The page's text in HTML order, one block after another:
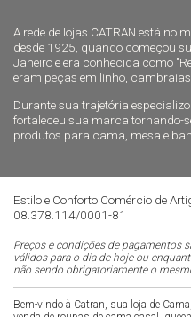
A rede de lojas CATRAN está no
desde 1925, quando começou
Janeiro e era conhecida como
eram peças em linho,
Durante sua trajetória
fortaleceu sua marca tornando-
produtos para cama, mesa e
Estilo e Conforto Comércio de
08.378.114/0001-81
Preços e condições de pagamentos
válidos para o dia de hoje ou
não sendo obrigatoriamente o
Bem-vindo à Catran, sua loja de